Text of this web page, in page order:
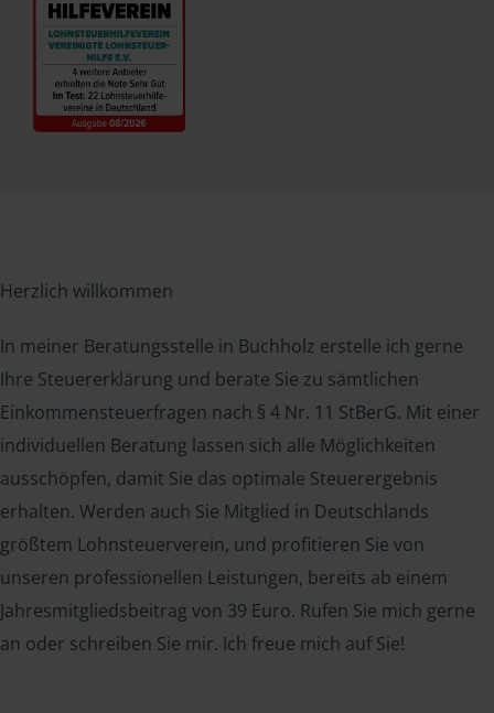
Herzlich willkommen
In meiner Beratungsstelle in Buchholz erstelle ich gerne
Ihre Steuererklärung und berate Sie zu sämtlichen
Einkommensteuerfragen nach § 4 Nr. 11 StBerG. Mit einer
individuellen Beratung lassen sich alle Möglichkeiten
ausschöpfen, damit Sie das optimale Steuerergebnis
erhalten. Werden auch Sie Mitglied in Deutschlands
größtem Lohnsteuerverein, und profitieren Sie von
unseren professionellen Leistungen, bereits ab einem
Jahresmitgliedsbeitrag von 39 Euro. Rufen Sie mich gerne
an oder schreiben Sie mir. Ich freue mich auf Sie!